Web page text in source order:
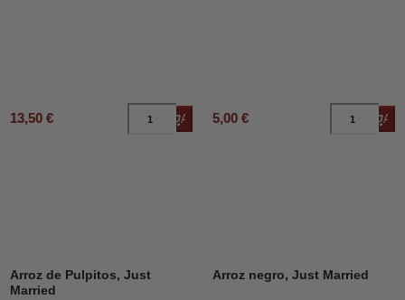
13,50 € Añadir al carrito
5,00 €
Arroz de Pulpitos, Just
Married
DESCUENTO 39%
Arroz negro, Just Married